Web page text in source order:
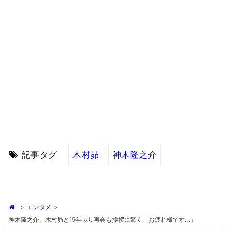
記事タグ 木村昴 神木隆之介
> エンタメ >
神木隆之介、木村昴と15年ぶり再会も挨拶に驚く「お疲れ様です…」